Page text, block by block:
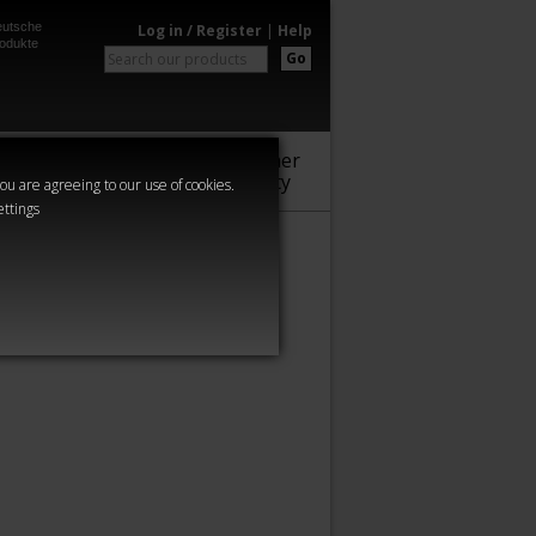
are agreeing to our use of cookies.
Log in / Register | Help
Go
Warhammer
Community